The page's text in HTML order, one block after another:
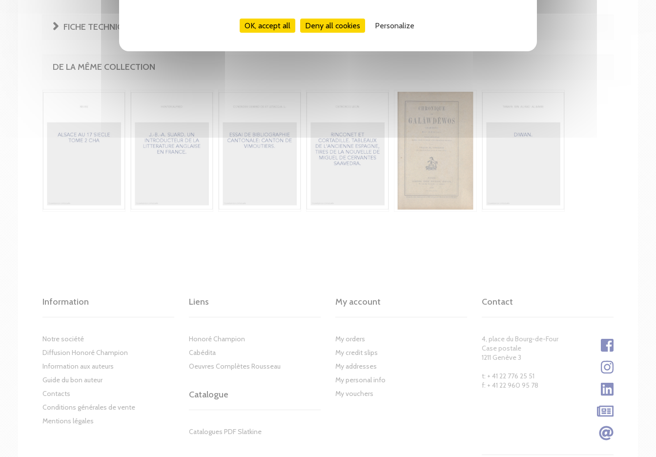
OK, accept all Deny all cookies Personalize
FICHE TECHNIQUE
DE LA MÊME COLLECTION
Information
Notre société
Diffusion Honoré Champion
Information aux auteurs
Guide du bon auteur
Contacts
Conditions générales de vente
Mentions légales
Liens
Honoré Champion
Cabédita
Oeuvres Complètes Rousseau
Catalogue
Catalogues PDF Slatkine
My account
My orders
My credit slips
My addresses
My personal info
My vouchers
Contact
4, place du Bourg-de-Four
Case postale
1211 Genève 3
t: + 41 22 776 25 51
f: + 41 22 960 95 78